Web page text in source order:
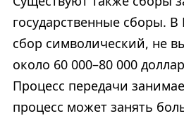
государственные сборы.
сбор символический, не
около 60 000–80 000
Процесс передачи
процесс может занять